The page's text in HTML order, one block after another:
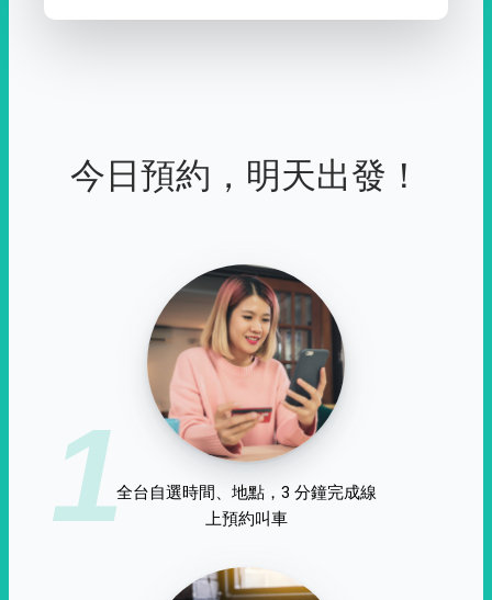
今日預約，明天出發！
1全台自選時間、地點，3 分鐘完成線
上預約叫車